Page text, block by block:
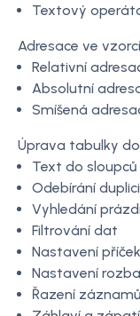
Textový
Adresace ve
Relativní
Absolutní
Smíšená
Úprava tabulky
Text do sloupců
Odebírání
Vyhledání
Filtrování dat
Nastavení příček
Nastavení
Řazení